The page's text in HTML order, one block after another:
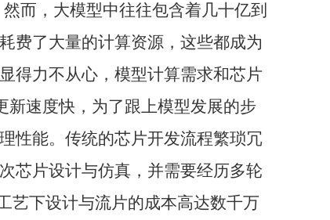
而，大模型中往往包含着几十亿到
费了大量的计算资源，这些都成为
得力不从心，模型计算需求和芯片
新速度快，为了跟上模型发展的步
性能。传统的芯片开发流程繁琐冗
芯片设计与仿真，并需要经历多轮
艺下设计与流片的成本高达数千万